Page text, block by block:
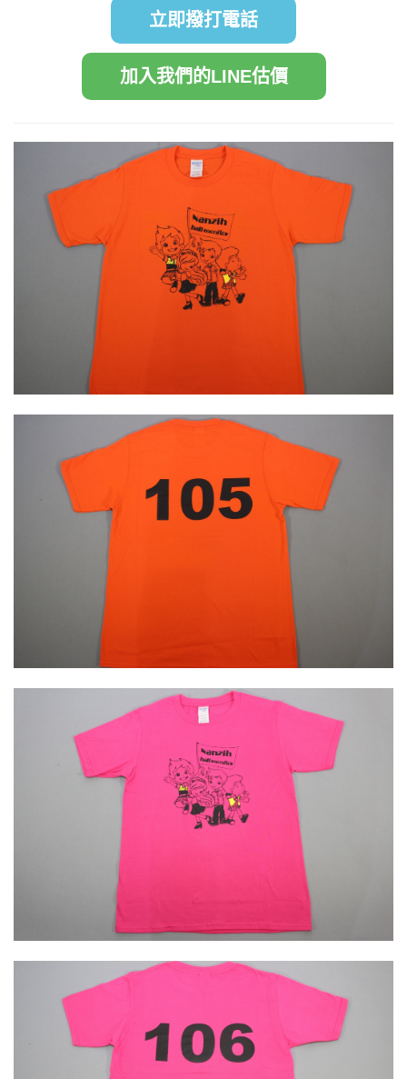
立即撥打電話
加入我們的LINE估價